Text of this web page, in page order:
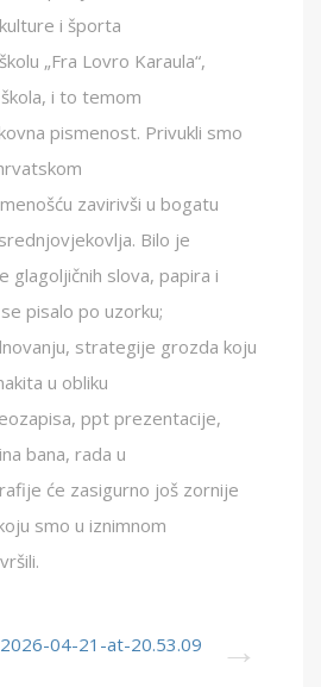
i športa
„Fra Lovro Karaula“,
i to temom
pismenost. Privukli smo
zavirivši u bogatu
Bilo je
glagoljičnih slova, papira i
pisalo po uzorku;
strategije grozda koju
u obliku
ppt prezentacije,
bana, rada u
će zasigurno još zornije
smo u iznimnom